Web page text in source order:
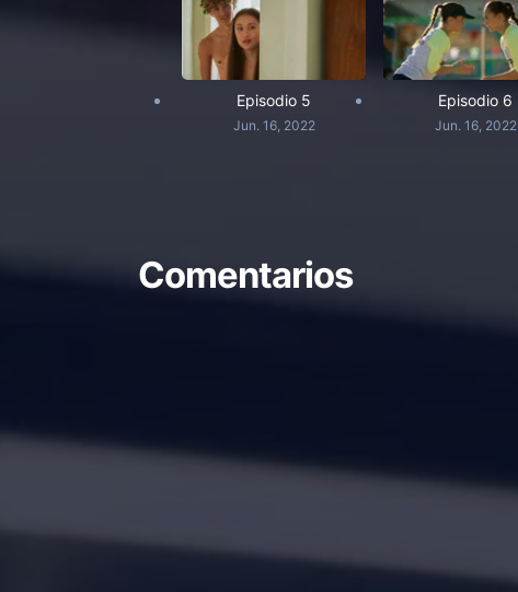
Episodio 5
Jun. 16, 2022
Episodio 6
Jun. 16, 2022
Comentarios